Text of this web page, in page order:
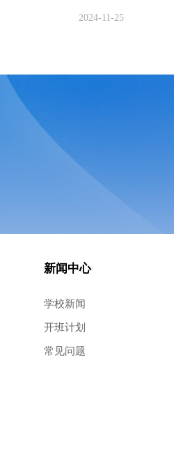
2024-11-25
新闻中心
学校新闻
开班计划
常见问题